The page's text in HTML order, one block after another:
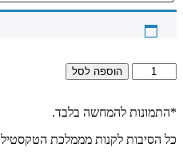
כמות
של
-
מזמור
הוספה לסל
*התמונות להמחשה בלבד.
כל הסיבות לקנות מממלכת הטקסטיל